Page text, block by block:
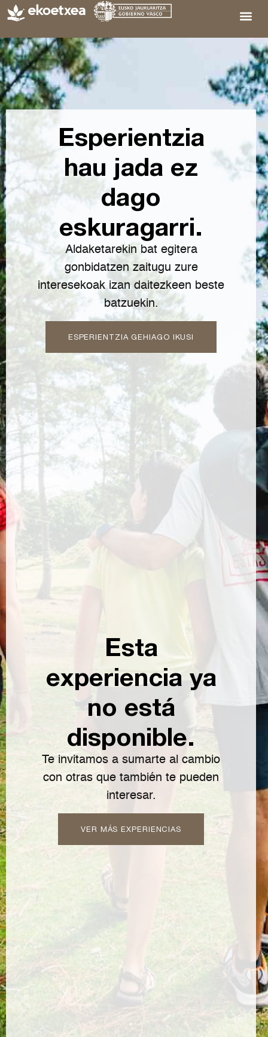
Esperientzia
hau jada ez
dago
eskuragarri.
Aldaketarekin bat egitera
gonbidatzen zaitugu zure
interesekoak izan daitezkeen beste
batzuekin.
ESPERIENTZIA GEHIAGO IKUSI
Esta
experiencia ya
no está
disponible.
Te invitamos a sumarte al cambio
con otras que también te pueden
interesar.
VER MÁS EXPERIENCIAS